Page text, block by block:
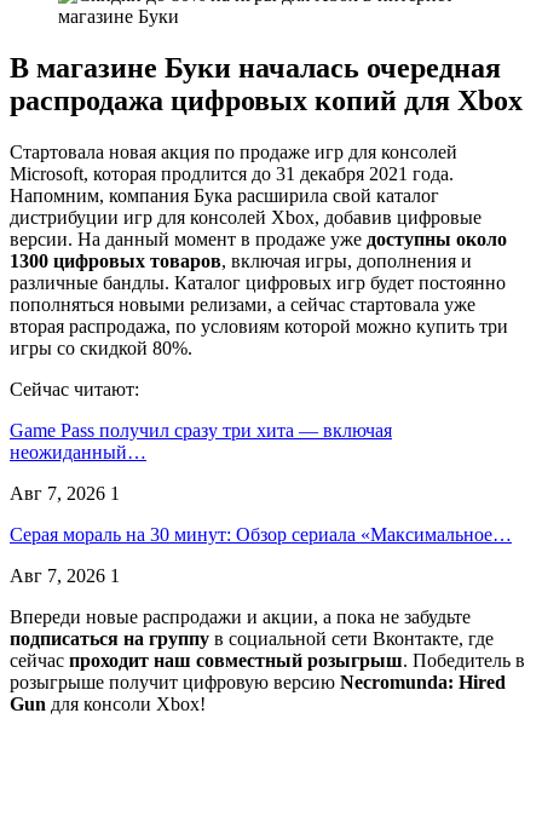
В магазине Буки началась очередная
распродажа цифровых копий для Xbox
Стартовала новая акция по продаже игр для консолей
Microsoft, которая продлится до 31 декабря 2021 года.
Напомним, компания Бука расширила свой каталог
дистрибуции игр для консолей Xbox, добавив цифровые
версии. На данный момент в продаже уже доступны около
1300 цифровых товаров, включая игры, дополнения и
различные бандлы. Каталог цифровых игр будет постоянно
пополняться новыми релизами, а сейчас стартовала уже
вторая распродажа, по условиям которой можно купить три
игры со скидкой 80%.
Сейчас читают:
Game Pass получил сразу три хита — включая
неожиданный…
Авг 7, 2026 1
Серая мораль на 30 минут: Обзор сериала «Максимальное…
Авг 7, 2026 1
Впереди новые распродажи и акции, а пока не забудьте
подписаться на группу в социальной сети Вконтакте, где
сейчас проходит наш совместный розыгрыш. Победитель в
розыгрыше получит цифровую версию Necromunda: Hired
Gun для консоли Xbox!